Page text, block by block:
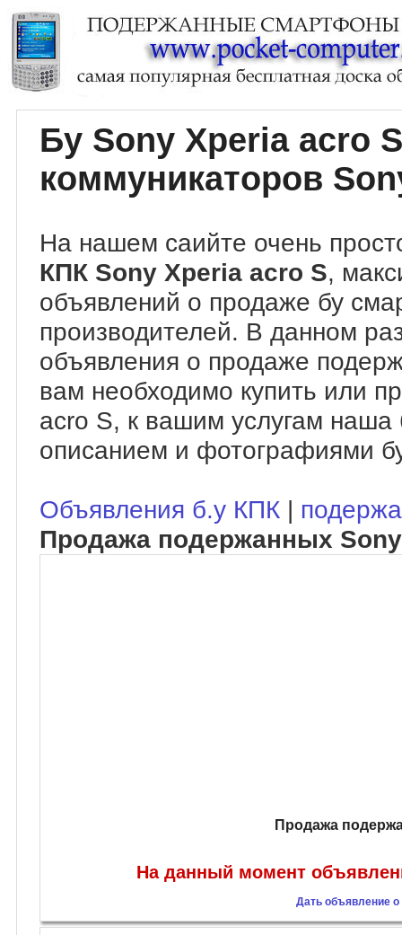
Бу Sony Xperia acro
коммуникаторов
На нашем саийте очень
КПК Sony Xperia acro S,
объявлений о продаже бу
производителей. В данном
объявления о продаже
вам необходимо купить или
acro S, к вашим услугам наша
описанием и фотографиями
Объявления б.у КПК |
Продажа подержанных
Продажа
На данный момент
Дать объявление